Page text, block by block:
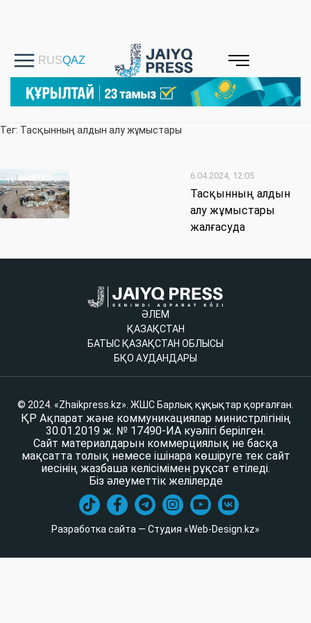
Тег: Тасқынның алдын алу жұмыстары
6.04.2024, 12:05
Тасқынның алдын
алу жұмыстары
жалғасуда
ӘЛЕМ
ҚАЗАҚСТАН
БАТЫС ҚАЗАҚСТАН ОБЛЫСЫ
БҚО АУДАНДАРЫ
© 2024. «Zhaikpress.kz». ЖШС Барлық құқықтар қорғалған.
ҚР Ақпарат және коммуникациялар министрлігінің
30.01.2019 ж. № 17490-ИА куәлігі берілген.
Сайт материалдарын коммерциялық не басқа
мақсатта толық немесе ішінара көшіруге тек сайт
иесінің жазбаша келісімімен рұқсат етіледі.
Біз әлеуметтік желілерде
Разработка сайта — Студия «Web-Design.kz»